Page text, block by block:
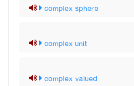
complex sphere
complex unit
complex valued